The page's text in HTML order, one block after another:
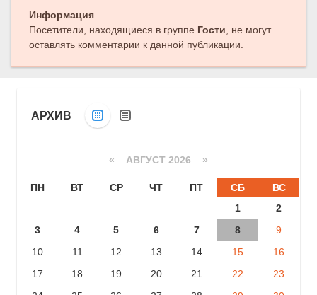
Информация
Посетители, находящиеся в группе Гости, не могут
оставлять комментарии к данной публикации.
АРХИВ
« АВГУСТ 2026 »
ПН ВТ СР ЧТ ПТ СБ
ВС
1
2
3
4 5 6 7 8
9
10
11 12 13 14 15
16
17
18 19 20 21 22
23